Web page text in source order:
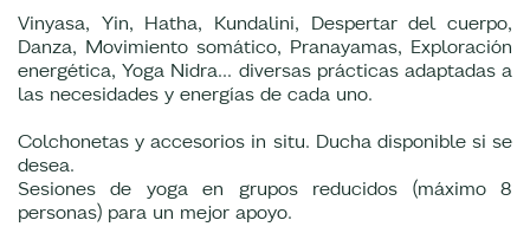
Vinyasa, Yin, Hatha, Kundalini, Despertar del cuerpo,
Danza, Movimiento somático, Pranayamas, Exploración
energética, Yoga Nidra... diversas prácticas adaptadas a
las necesidades y energías de cada uno.
Colchonetas y accesorios in situ. Ducha disponible si se
desea.
Sesiones de yoga en grupos reducidos (máximo 8
personas) para un mejor apoyo.